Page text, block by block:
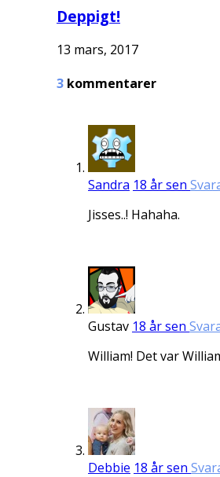
Deppigt!
13 mars, 2017
3 kommentarer
Sandra 18 år sen
Jisses..! Hahaha.
Gustav 18 år sen
William! Det var
Debbie 18 år sen